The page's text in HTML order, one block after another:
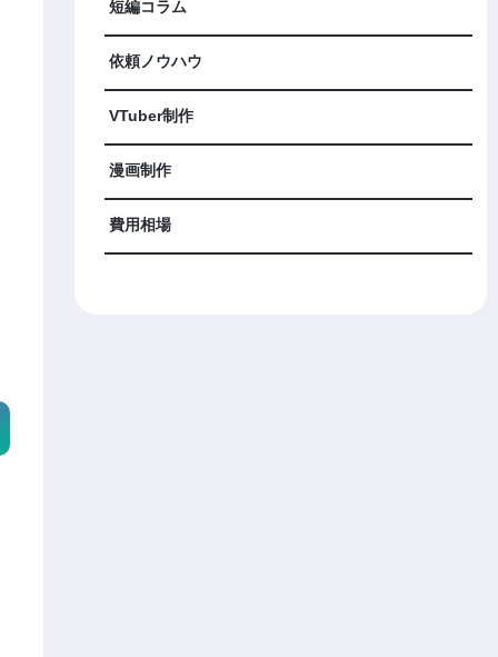
短編コラム
依頼ノウハウ
VTuber制作
漫画制作
費用相場